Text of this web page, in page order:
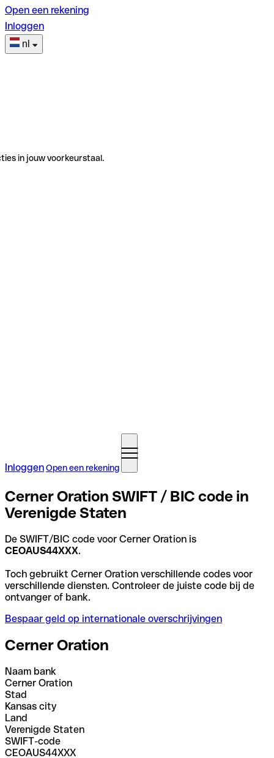
Open een rekening
Inloggen
nl
in jouw voorkeurstaal.
InloggenOpen een rekening
Cerner Oration SWIFT / BIC code in
Verenigde Staten
De SWIFT/BIC code voor Cerner Oration is
CEOAUS44XXX.
Toch gebruikt Cerner Oration verschillende codes voor
verschillende diensten. Controleer de juiste code bij de
ontvanger of bank.
Bespaar geld op internationale overschrijvingen
Cerner Oration
Naam bank
Cerner Oration
Stad
Kansas city
Land
Verenigde Staten
SWIFT-code
CEOAUS44XXX